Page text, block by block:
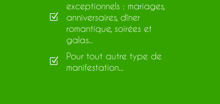
Z
exceptionnels : mariages,
anniversaires, dîner
romantique, soirées et
galas...
Z
Pour tout autre type de
manifestation...